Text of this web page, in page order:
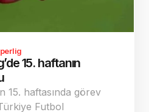
15. haftanın
15. haftasında görev
Futbol